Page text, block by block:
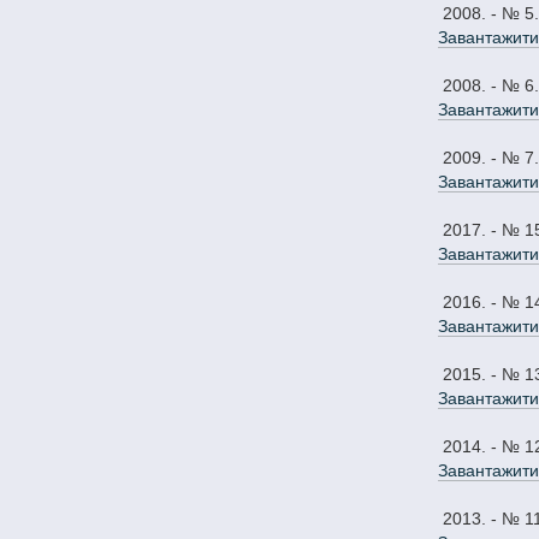
2008. - № 5.
Завантажити
2008. - № 6.
Завантажити
2009. - № 7.
Завантажити
2017. - №
Завантажити
2016. - №
Завантажити
2015. - №
Завантажити
2014. - №
Завантажити
2013. - №